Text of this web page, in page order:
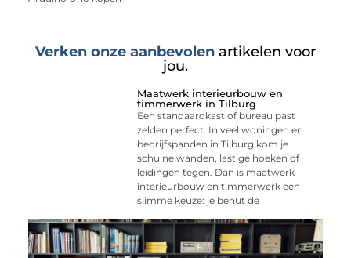
Verken onze aanbevolen artikelen voor
jou.
Maatwerk interieurbouw en
timmerwerk in Tilburg
Een standaardkast of bureau past
zelden perfect. In veel woningen en
bedrijfspanden in Tilburg kom je
schuine wanden, lastige hoeken of
leidingen tegen. Dan is maatwerk
interieurbouw en timmerwerk een
slimme keuze: je benut de